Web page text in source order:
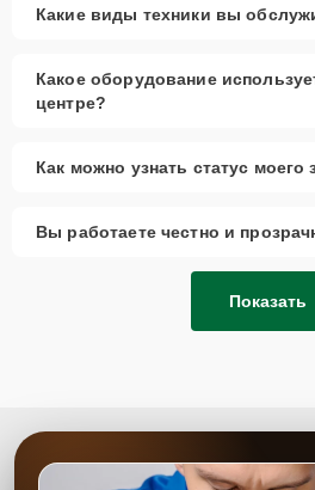
Какие виды техники вы
Какое оборудование
центре?
Как можно узнать статус моего
Вы работаете честно и
Показать